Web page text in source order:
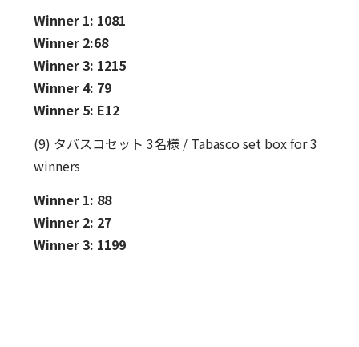
Winner 1: 1081
Winner 2:68
Winner 3: 1215
Winner 4: 79
Winner 5: E12
(9) タバスコセット 3名様 / Tabasco set box for 3
winners
Winner 1: 88
Winner 2: 27
Winner 3: 1199